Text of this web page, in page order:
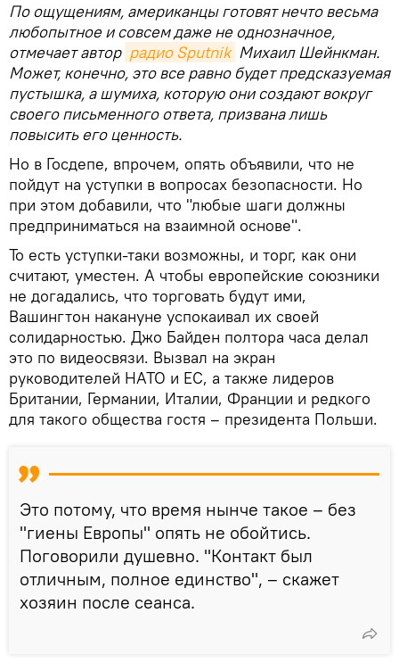
По ощущениям, американцы готовят нечто весьма
любопытное и совсем даже не однозначное,
отмечает автор радио Sputnik Михаил Шейнкман.
Может, конечно, это все равно будет предсказуемая
пустышка, а шумиха, которую они создают вокруг
своего письменного ответа, призвана лишь
повысить его ценность.
Но в Госдепе, впрочем, опять объявили, что не
пойдут на уступки в вопросах безопасности. Но
при этом добавили, что "любые шаги должны
предприниматься на взаимной основе".
То есть уступки-таки возможны, и торг, как они
считают, уместен. А чтобы европейские союзники
не догадались, что торговать будут ими,
Вашингтон накануне успокаивал их своей
солидарностью. Джо Байден полтора часа делал
это по видеосвязи. Вызвал на экран
руководителей НАТО и ЕС, а также лидеров
Британии, Германии, Италии, Франции и редкого
для такого общества гостя – президента Польши.
Это потому, что время нынче такое – без
"гиены Европы" опять не обойтись.
Поговорили душевно. "Контакт был
отличным, полное единство", – скажет
хозяин после сеанса.